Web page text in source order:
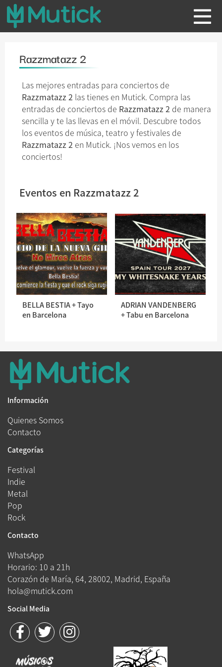
Razzmatazz 2
Las mejores entradas para conciertos de
Razzmatazz 2 las tienes en Mutick. Compra las
entradas de conciertos de Razzmatazz 2 de manera
sencilla y te las llevas en el móvil. Descubre todos
los eventos de música, teatro y festivales de
Razzmatazz 2 en Mutick. ¡Nos vemos en los
conciertos!
Eventos en Razzmatazz 2
BELLA BESTIA + Tayo
en Barcelona
ADRIAN VANDENBERG
+ Tabu en Barcelona
Información
Quienes Somos
Contacto
Categorías
Festival
Indie
Metal
Pop
Rock
Contacto
WhatsApp
Horario: 10 a 21h
Corazón de María, 64, 28002, Madrid, España
hola@mutick.com
Social Media